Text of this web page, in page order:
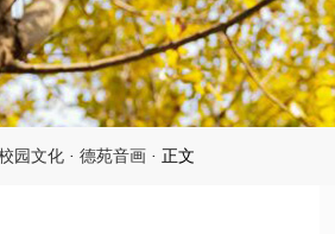
园文化 · 德苑音画 · 正文